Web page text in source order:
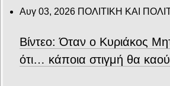
Αυγ 03, 2026 ΠΟΛΙΤΙΚΗ ΚΑΙ
Βίντεο: Όταν ο Κυριάκος
ότι… κάποια στιγμή θα